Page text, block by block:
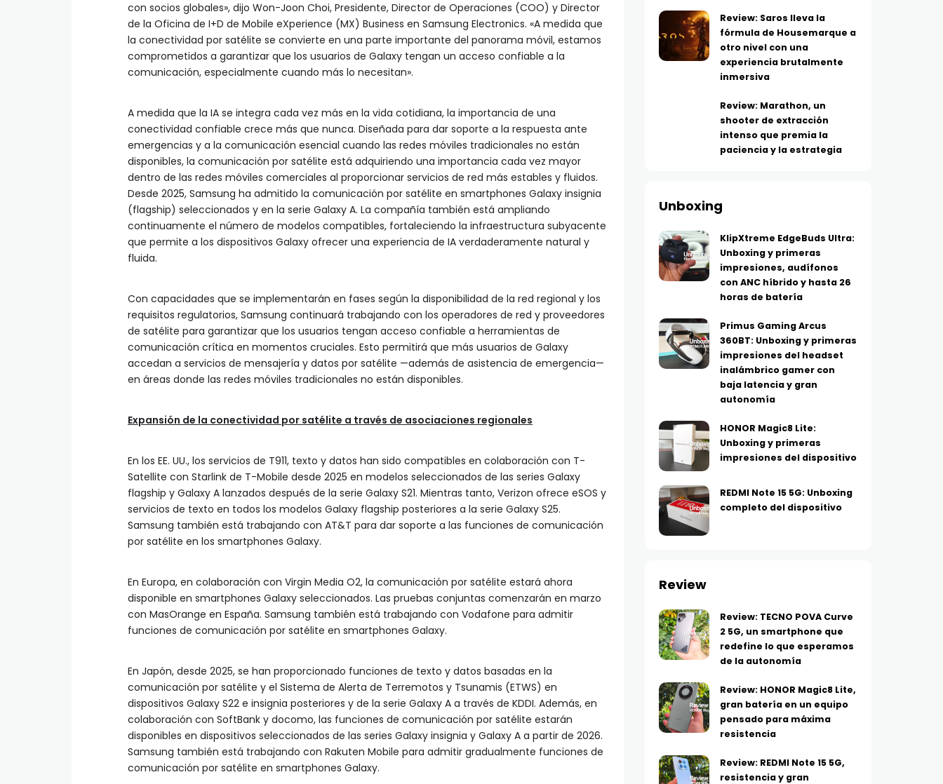
con socios globales», dijo Won-Joon Choi, Presidente, Director de Operaciones (COO) y Director
de la Oficina de I+D de Mobile eXperience (MX) Business en Samsung Electronics. «A medida que
la conectividad por satélite se convierte en una parte importante del panorama móvil, estamos
comprometidos a garantizar que los usuarios de Galaxy tengan un acceso confiable a la
comunicación, especialmente cuando más lo necesitan».
A medida que la IA se integra cada vez más en la vida cotidiana, la importancia de una
conectividad confiable crece más que nunca. Diseñada para dar soporte a la respuesta ante
emergencias y a la comunicación esencial cuando las redes móviles tradicionales no están
disponibles, la comunicación por satélite está adquiriendo una importancia cada vez mayor
dentro de las redes móviles comerciales al proporcionar servicios de red más estables y fluidos.
Desde 2025, Samsung ha admitido la comunicación por satélite en smartphones Galaxy insignia
(flagship) seleccionados y en la serie Galaxy A. La compañía también está ampliando
continuamente el número de modelos compatibles, fortaleciendo la infraestructura subyacente
que permite a los dispositivos Galaxy ofrecer una experiencia de IA verdaderamente natural y
fluida.
Con capacidades que se implementarán en fases según la disponibilidad de la red regional y los
requisitos regulatorios, Samsung continuará trabajando con los operadores de red y proveedores
de satélite para garantizar que los usuarios tengan acceso confiable a herramientas de
comunicación crítica en momentos cruciales. Esto permitirá que más usuarios de Galaxy
accedan a servicios de mensajería y datos por satélite —además de asistencia de emergencia—
en áreas donde las redes móviles tradicionales no están disponibles.
Expansión de la conectividad por satélite a través de asociaciones regionales
En los EE. UU., los servicios de T911, texto y datos han sido compatibles en colaboración con T-
Satellite con Starlink de T-Mobile desde 2025 en modelos seleccionados de las series Galaxy
flagship y Galaxy A lanzados después de la serie Galaxy S21. Mientras tanto, Verizon ofrece eSOS y
servicios de texto en todos los modelos Galaxy flagship posteriores a la serie Galaxy S25.
Samsung también está trabajando con AT&T para dar soporte a las funciones de comunicación
por satélite en los smartphones Galaxy.
En Europa, en colaboración con Virgin Media O2, la comunicación por satélite estará ahora
disponible en smartphones Galaxy seleccionados. Las pruebas conjuntas comenzarán en marzo
con MasOrange en España. Samsung también está trabajando con Vodafone para admitir
funciones de comunicación por satélite en smartphones Galaxy.
En Japón, desde 2025, se han proporcionado funciones de texto y datos basadas en la
comunicación por satélite y el Sistema de Alerta de Terremotos y Tsunamis (ETWS) en
dispositivos Galaxy S22 e insignia posteriores y de la serie Galaxy A a través de KDDI. Además, en
colaboración con SoftBank y docomo, las funciones de comunicación por satélite estarán
disponibles en dispositivos seleccionados de las series Galaxy insignia y Galaxy A a partir de 2026.
Samsung también está trabajando con Rakuten Mobile para admitir gradualmente funciones de
comunicación por satélite en smartphones Galaxy.
Review: Saros lleva la
fórmula de Housemarque a
otro nivel con una
experiencia brutalmente
inmersiva
Review: Marathon, un
shooter de extracción
intenso que premia la
paciencia y la estrategia
Unboxing
KlipXtreme EdgeBuds Ultra:
Unboxing y primeras
impresiones, audífonos
con ANC híbrido y hasta 26
horas de batería
Primus Gaming Arcus
360BT: Unboxing y primeras
impresiones del headset
inalámbrico gamer con
baja latencia y gran
autonomía
HONOR Magic8 Lite:
Unboxing y primeras
impresiones del dispositivo
REDMI Note 15 5G: Unboxing
completo del dispositivo
Review
Review: TECNO POVA Curve
2 5G, un smartphone que
redefine lo que esperamos
de la autonomía
Review: HONOR Magic8 Lite,
gran batería en un equipo
pensado para máxima
resistencia
Review: REDMI Note 15 5G,
resistencia y gran